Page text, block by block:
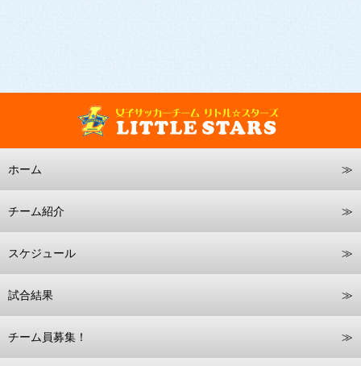
ホーム
チーム紹介
スケジュール
試合結果
チーム員募集！